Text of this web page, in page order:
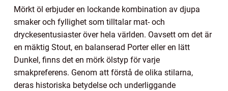
Mörkt öl erbjuder en lockande kombination av djupa
smaker och fyllighet som tilltalar mat- och
dryckesentusiaster över hela världen. Oavsett om det är
en mäktig Stout, en balanserad Porter eller en lätt
Dunkel, finns det en mörk ölstyp för varje
smakpreferens. Genom att förstå de olika stilarna,
deras historiska betydelse och underliggande